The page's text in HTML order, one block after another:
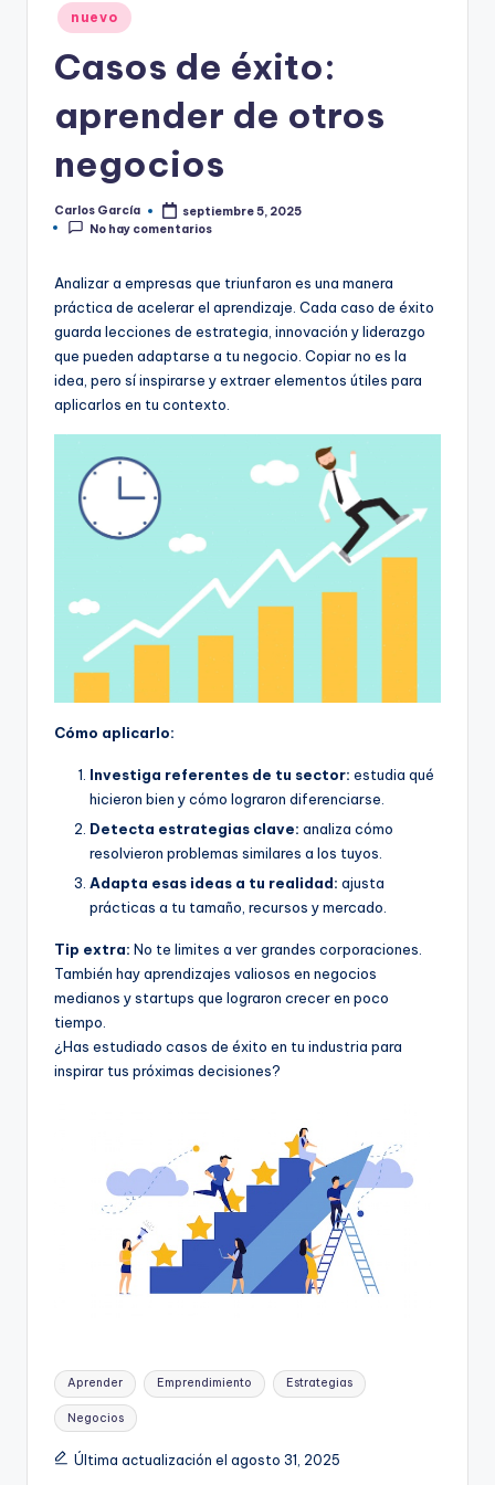
nuevo
Casos de éxito:
aprender de otros
negocios
Publicado
por
Carlos García
septiembre 5, 2025
No hay comentarios
Analizar a empresas que triunfaron es una manera
práctica de acelerar el aprendizaje. Cada caso de éxito
guarda lecciones de estrategia, innovación y liderazgo
que pueden adaptarse a tu negocio. Copiar no es la
idea, pero sí inspirarse y extraer elementos útiles para
aplicarlos en tu contexto.
Cómo aplicarlo:
Investiga referentes de tu sector: estudia qué
hicieron bien y cómo lograron diferenciarse.
Detecta estrategias clave: analiza cómo
resolvieron problemas similares a los tuyos.
Adapta esas ideas a tu realidad: ajusta
prácticas a tu tamaño, recursos y mercado.
Tip extra: No te limites a ver grandes corporaciones.
También hay aprendizajes valiosos en negocios
medianos y startups que lograron crecer en poco
tiempo.
¿Has estudiado casos de éxito en tu industria para
inspirar tus próximas decisiones?
Etiquetas:
Aprender Emprendimiento Estrategias
Negocios
Última actualización el agosto 31, 2025